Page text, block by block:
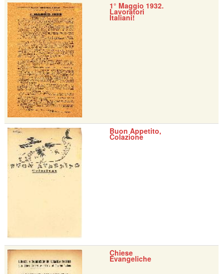
1° Maggio 1932.
Lavoratori
Italiani!
Buon Appetito,
Colazione
Chiese
Evangeliche